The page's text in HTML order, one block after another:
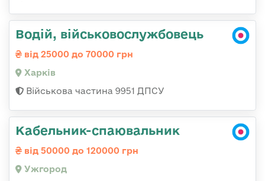
Водій, військовослужбовець
від 25000 до 70000 грн
Харків
Військова частина 9951 ДПСУ
Кабельник-спаювальник
від 50000 до 120000 грн
Ужгород